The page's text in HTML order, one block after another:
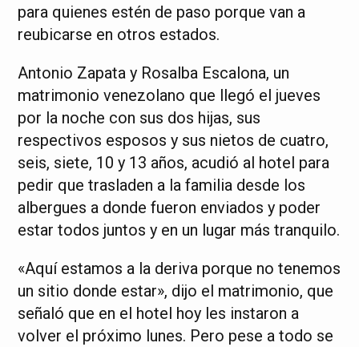
para quienes estén de paso porque van a
reubicarse en otros estados.
Antonio Zapata y Rosalba Escalona, un
matrimonio venezolano que llegó el jueves
por la noche con sus dos hijas, sus
respectivos esposos y sus nietos de cuatro,
seis, siete, 10 y 13 años, acudió al hotel para
pedir que trasladen a la familia desde los
albergues a donde fueron enviados y poder
estar todos juntos y en un lugar más tranquilo.
«Aquí estamos a la deriva porque no tenemos
un sitio donde estar», dijo el matrimonio, que
señaló que en el hotel hoy les instaron a
volver el próximo lunes. Pero pese a todo se